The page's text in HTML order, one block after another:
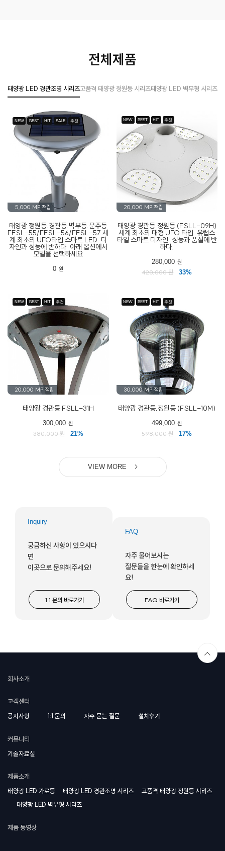
전체제품
태양광 LED 경관조명 시리즈고품격 태양광 정원등 시리즈태양광 LED 벽부형 시리즈
5,000 MP 적립
NEW BEST HIT SALE 추천
태양광 정원등.경관등.벽부등.문주등
FESL-55/FESL-56/FESL-57 세
계 최초의 UFO타입 스마트 LED. 디
자인과 성능에 반하다. 아래 옵션에서
모델을 선택하세요
0 원
20,000 MP 적립
NEW BEST HIT 추천
태양광 경관등.정원등 (FSLL-09H)
세계 최초의 대형 UFO 타입. 유럽스
타일 스마트 디자인. 성능과 품질에 반
하다.
280,000 원
420,000 원 33%
20,000 MP 적립
NEW BEST HIT 추천
태양광 경관등 FSLL-31H
300,000 원
380,000 원 21%
30,000 MP 적립
NEW BEST HIT 추천
태양광 경관등.정원등 (FSLL-10M)
499,000 원
598,000 원 17%
VIEW MORE
Inquiry
궁금하신 사항이 있으시다
면
이곳으로 문의해주세요!
1:1 문의 바로가기
FAQ
자주 물어보시는
질문들을 한눈에 확인하세
요!
FAQ 바로가기
회사소개
고객센터
공지사항 1:1 문의 자주 묻는 질문 설치후기
커뮤니티
기술자료실
제품소개
태양광 LED 가로등 태양광 LED 경관조명 시리즈
고품격 태양광 정원등 시리즈
태양광 LED 벽부형 시리즈
제품 동영상